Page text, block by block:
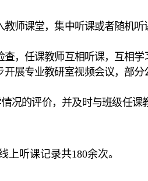
教师课堂，集中听课或者随机听
查，任课教师互相听课，互相学
展专业教研室视频会议，部分
况的评价，并及时与班级任课
听课记录共180余次。